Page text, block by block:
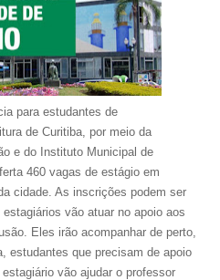
para estudantes de
de Curitiba, por meio da
e do Instituto Municipal de
460 vagas de estágio em
cidade. As inscrições podem ser
vão atuar no apoio aos
Eles irão acompanhar de perto,
estudantes que precisam de apoio
vão ajudar o professor